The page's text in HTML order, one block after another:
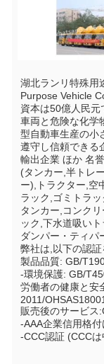
湖北ランリ特殊用
Purpose Vehicle
資本は50億人民
車両と危険な化学
型自動車生産の小
遵守し信頼できる
輸出企業 ほか 名
(タンカー,半トレ
ー),トラクター,空
ラック,ゴミトラ
タンカー,コンク
ック,下水道吸い
ダンパー・ティパ
弊社は,以下の認
製品品質: GB/
-環境保護: GB/
労働者の健康と安
2011/
販売後のサービス
-AAA企業信用格
-CCC認証 (CCC